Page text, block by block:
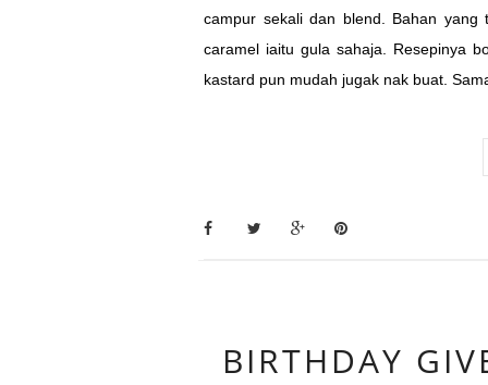
campur sekali dan blend. Bahan
caramel iaitu gula sahaja. Resepinya
kastard pun mudah jugak nak buat.
BIRTHDAY